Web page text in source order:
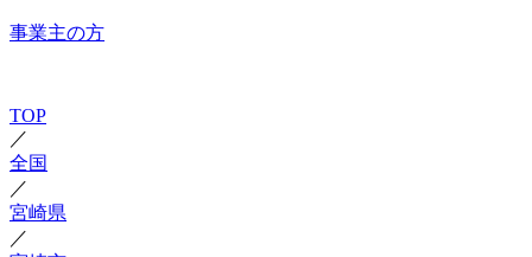
事業主の方
TOP
／
全国
／
宮崎県
／